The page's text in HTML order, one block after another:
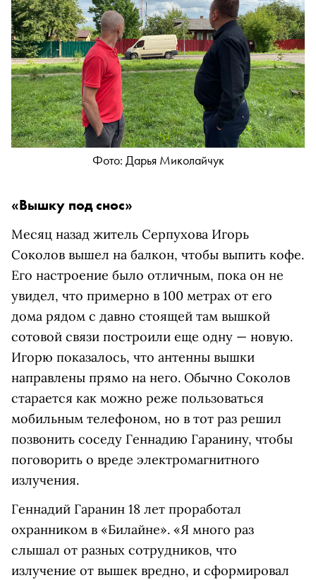
Фото: Дарья Миколайчук
«Вышку под снос»
Месяц назад житель Серпухова Игорь
Соколов вышел на балкон, чтобы выпить кофе.
Его настроение было отличным, пока он не
увидел, что примерно в 100 метрах от его
дома рядом с давно стоящей там вышкой
сотовой связи построили еще одну — новую.
Игорю показалось, что антенны вышки
направлены прямо на него. Обычно Соколов
старается как можно реже пользоваться
мобильным телефоном, но в тот раз решил
позвонить соседу Геннадию Гаранину, чтобы
поговорить о вреде электромагнитного
излучения.
Геннадий Гаранин 18 лет проработал
охранником в «Билайне». «Я много раз
слышал от разных сотрудников, что
излучение от вышек вредно, и сформировал